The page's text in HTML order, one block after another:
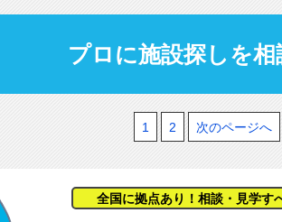
プロに施設探しを
1 2 次のページへ
全国に拠点あり！相談・見学す